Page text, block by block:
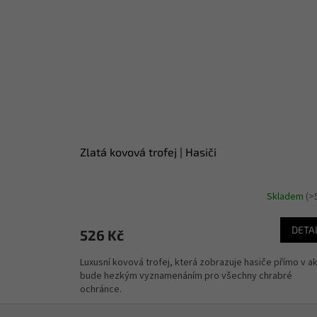
Zlatá kovová trofej | Hasiči
Skladem
526 Kč
Luxusní kovová trofej, která zobrazuje hasiče přímo v
bude hezkým vyznamenáním pro všechny chrabré
ochránce.